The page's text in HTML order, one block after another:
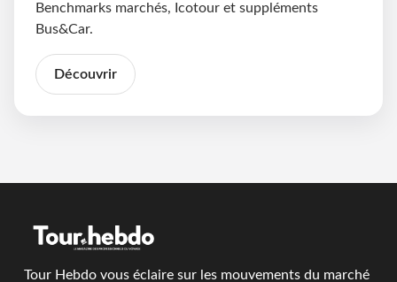
Benchmarks marchés, Icotour et suppléments
Bus&Car.
Découvrir
Tour Hebdo vous éclaire sur les mouvements du marché